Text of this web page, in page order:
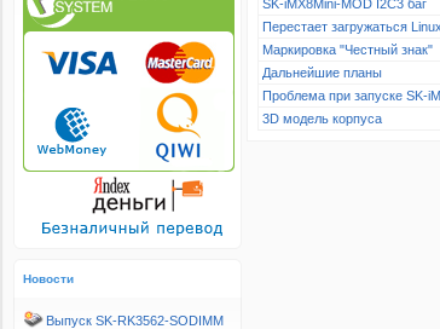
Новости
Выпуск SK-RK3562-SODIMM
SK-iMX8Mini-MOD I2C3 баг
Перестает загружаться Linux
Маркировка "Честный знак"
Дальнейшие планы
Проблема при запуске SK-
3D модель корпуса